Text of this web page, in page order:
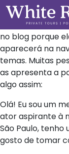
Página de
Esta é uma
no blog porque
aparecerá na
temas. Muitas
as apresenta a
algo assim:
Olá! Eu sou um
ator aspirante à
São Paulo,
gosto de tomar